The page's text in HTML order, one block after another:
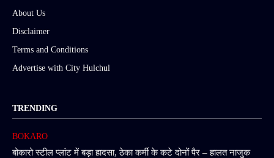
About Us
Disclaimer
Terms and Conditions
Advertise with City Hulchul
TRENDING
BOKARO
बोकारो स्टील प्लांट में बड़ा हादसा, ठेका कर्मी के कटे दोनों पैर – हालत नाजुक